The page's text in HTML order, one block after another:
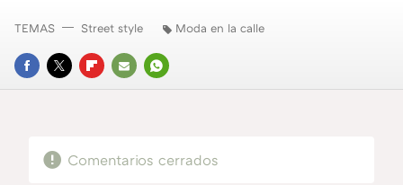
FACEBOOK
TWITTERFLIPBOARD
E-
WHATSAPP
TEMAS Street style Moda en la calle
Comentarios cerrados